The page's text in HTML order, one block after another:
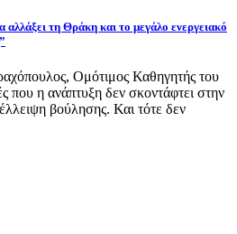
τη Θράκη και το μεγάλο ενεργειακό
Ομότιμος Καθηγητής του
η ανάπτυξη δεν σκοντάφτει στην
βούλησης. Και τότε δεν